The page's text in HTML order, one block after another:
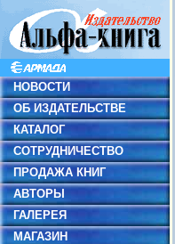
НОВОСТИ
ОБ ИЗДАТЕЛЬСТВЕ
КАТАЛОГ
СОТРУДНИЧЕСТВО
ПРОДАЖА КНИГ
АВТОРЫ
ГАЛЕРЕЯ
МАГАЗИН